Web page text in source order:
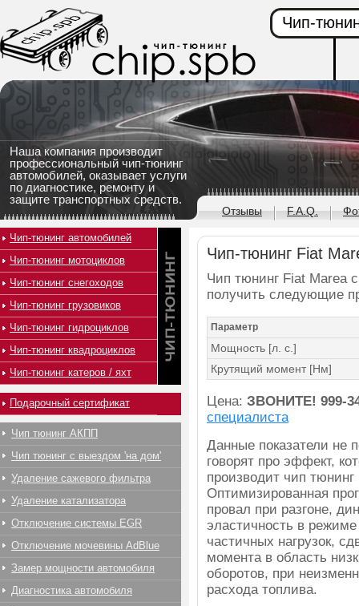
Наша компания производит
профессиональный чип-тюнинг
автомобилей, оказывает услуги
по диагностике, ремонту и
защите транспортных средств.
Чип-
Отзывы F.A.Q.
Чип-тюнинг Fiat
Чип тюнинг Fiat Marea
получить следующие
Параметр
Мощность [л. с.]
Крутящий момент [Нм]
Цена: ЗВОНИТЕ! 999-
специалиста
Данные показатели не
говорят про эффект,
производит чип
Оптимизированная
провал при разгоне,
эластичность в
частичных нагрузок,
момента в область
оборотов, при
расхода топлива.
Чип-тюнинг автомобилей
Чип-тюнинг мотоциклов
Чип-тюнинг снегоходов
Чип-тюнинг грузовиков
Чип-тюнинг гидроциклов
Чип-тюнинг квадроциклов
Чип-тюнинг катеров / яхт
Подарочный сертификат
Чип тюнинг АКПП
Чип тюнинг с выездом 'на дом'
Удаление сажевого фильтра
Удаление катализатора
Отключение системы EGR
Отключение мочевины AdBlue
Замер мощности автомобиля
Диагностика автомобиля